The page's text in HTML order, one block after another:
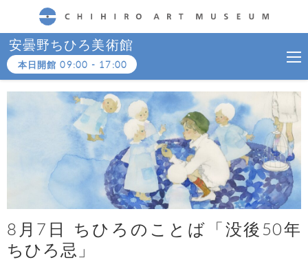
CHIHIRO ART MUSEUM
安曇野ちひろ美術館
本日開館09:00 - 17:00
8月7日 ちひろのことば「没後50年
ちひろ忌」